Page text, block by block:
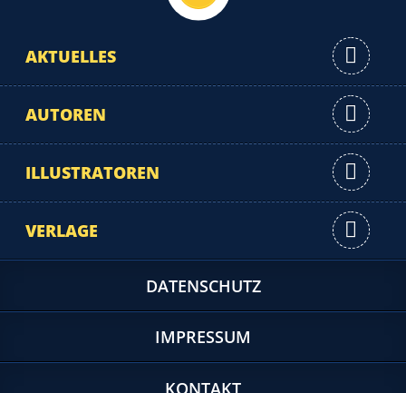
AKTUELLES
AUTOREN
ILLUSTRATOREN
VERLAGE
DATENSCHUTZ
IMPRESSUM
KONTAKT